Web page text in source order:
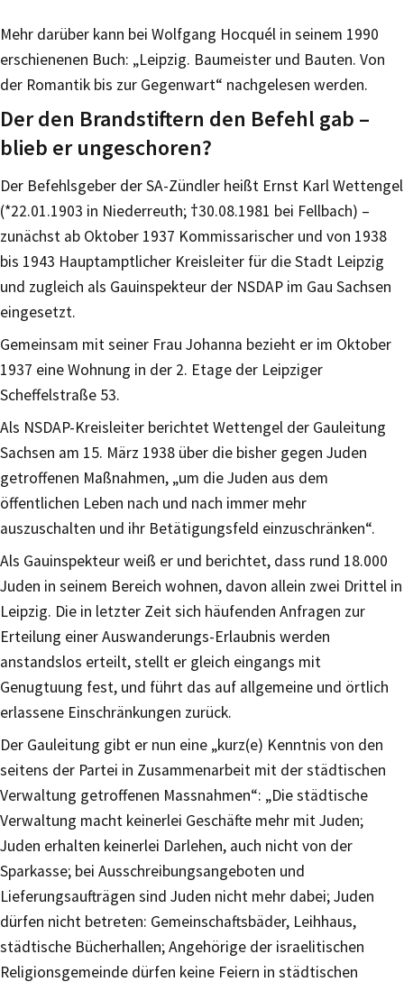
Mehr darüber kann bei Wolfgang Hocquél in seinem 1990
erschienenen Buch: „Leipzig. Baumeister und Bauten. Von
der Romantik bis zur Gegenwart“ nachgelesen werden.
Der den Brandstiftern den Befehl gab –
blieb er ungeschoren?
Der Befehlsgeber der SA-Zündler heißt Ernst Karl Wettengel
(*22.01.1903 in Niederreuth; †30.08.1981 bei Fellbach) –
zunächst ab Oktober 1937 Kommissarischer und von 1938
bis 1943 Hauptamptlicher Kreisleiter für die Stadt Leipzig
und zugleich als Gauinspekteur der NSDAP im Gau Sachsen
eingesetzt.
Gemeinsam mit seiner Frau Johanna bezieht er im Oktober
1937 eine Wohnung in der 2. Etage der Leipziger
Scheffelstraße 53.
Als NSDAP-Kreisleiter berichtet Wettengel der Gauleitung
Sachsen am 15. März 1938 über die bisher gegen Juden
getroffenen Maßnahmen, „um die Juden aus dem
öffentlichen Leben nach und nach immer mehr
auszuschalten und ihr Betätigungsfeld einzuschränken“.
Als Gauinspekteur weiß er und berichtet, dass rund 18.000
Juden in seinem Bereich wohnen, davon allein zwei Drittel in
Leipzig. Die in letzter Zeit sich häufenden Anfragen zur
Erteilung einer Auswanderungs-Erlaubnis werden
anstandslos erteilt, stellt er gleich eingangs mit
Genugtuung fest, und führt das auf allgemeine und örtlich
erlassene Einschränkungen zurück.
Der Gauleitung gibt er nun eine „kurz(e) Kenntnis von den
seitens der Partei in Zusammenarbeit mit der städtischen
Verwaltung getroffenen Massnahmen“: „Die städtische
Verwaltung macht keinerlei Geschäfte mehr mit Juden;
Juden erhalten keinerlei Darlehen, auch nicht von der
Sparkasse; bei Ausschreibungsangeboten und
Lieferungsaufträgen sind Juden nicht mehr dabei; Juden
dürfen nicht betreten: Gemeinschaftsbäder, Leihhaus,
städtische Bücherhallen; Angehörige der israelitischen
Religionsgemeinde dürfen keine Feiern in städtischen